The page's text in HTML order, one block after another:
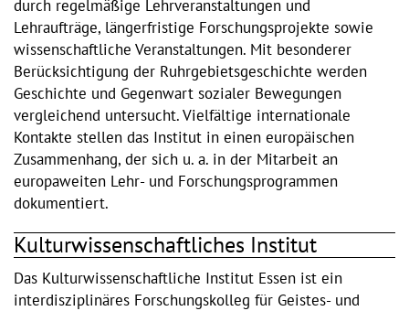
durch regelmäßige Lehrveranstaltungen und
Lehraufträge, längerfristige Forschungsprojekte sowie
wissenschaftliche Veranstaltungen. Mit besonderer
Berücksichtigung der Ruhrgebietsgeschichte werden
Geschichte und Gegenwart sozialer Bewegungen
vergleichend untersucht. Vielfältige internationale
Kontakte stellen das Institut in einen europäischen
Zusammenhang, der sich u. a. in der Mitarbeit an
europaweiten Lehr- und Forschungsprogrammen
dokumentiert.
Kulturwissenschaftliches Institut
Das Kulturwissenschaftliche Institut Essen ist ein
interdisziplinäres Forschungskolleg für Geistes- und